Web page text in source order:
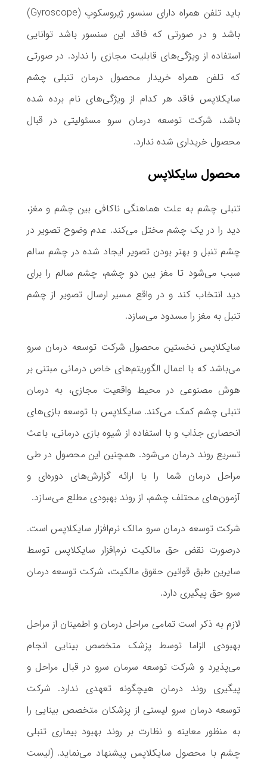
باید تلفن همراه دارای سنسور ژیروسکوپ (Gyroscope)
باشد و در صورتی که فاقد این سنسور باشد توانایی
استفاده از ویژگی‌های قابلیت مجازی را ندارد. در صورتی
که تلفن همراه خریدار محصول درمان تنبلی چشم
سایکلاپس فاقد هر کدام از ویژگی‌های نام برده شده
باشد، شرکت توسعه درمان سرو مسئولیتی در قبال
محصول خریداری شده ندارد.
محصول سایکلاپس
تنبلی چشم به علت هماهنگی ناکافی بین چشم و مغز،
دید را در یک چشم مختل می‌کند. عدم وضوح تصویر در
چشم تنبل و بهتر بودن تصویر ایجاد شده در چشم سالم
سبب می‌شود تا مغز بین دو چشم، چشم سالم را برای
دید انتخاب کند و در واقع مسیر ارسال تصویر از چشم
تنبل به مغز را مسدود می‌سازد.
سایکلاپس نخستین محصول شرکت توسعه درمان سرو
می‌باشد که با اعمال الگوریتم‌های خاص درمانی مبتنی بر
هوش مصنوعی در محیط واقعیت مجازی، به درمان
تنبلی چشم کمک می‌کند. سایکلاپس با توسعه بازی‌های
انحصاری جذاب و با استفاده از شیوه بازی درمانی، باعث
تسریع روند درمان می‌شود. همچنین این محصول در طی
مراحل درمان شما را با ارائه گزارش‌های دوره‌ای و
آزمون‌های محتلف چشم، از روند بهبودی مطلع می‌سازد.
شرکت توسعه درمان سرو مالک نرم‌افزار سایکلاپس است.
درصورت نقض حق مالکیت نرم‌افزار سایکلاپس توسط
سایرین طبق قوانین حقوق مالکیت، شرکت توسعه درمان
سرو حق پیگیری دارد.
لازم به ذکر است تمامی مراحل درمان و اطمینان از مراحل
بهبودی الزاما توسط پزشک متخصص بینایی انجام
می‌پذیرد و شرکت توسعه سرمان سرو در قبال مراحل و
پیگیری روند درمان هیچگونه تعهدی ندارد. شرکت
توسعه درمان سرو لیستی از پزشکان متخصص بینایی را
به منظور معاینه و نظارت بر روند بهبود بیماری تنبلی
چشم با محصول سایکلاپس پیشنهاد می‌نماید. (لیست